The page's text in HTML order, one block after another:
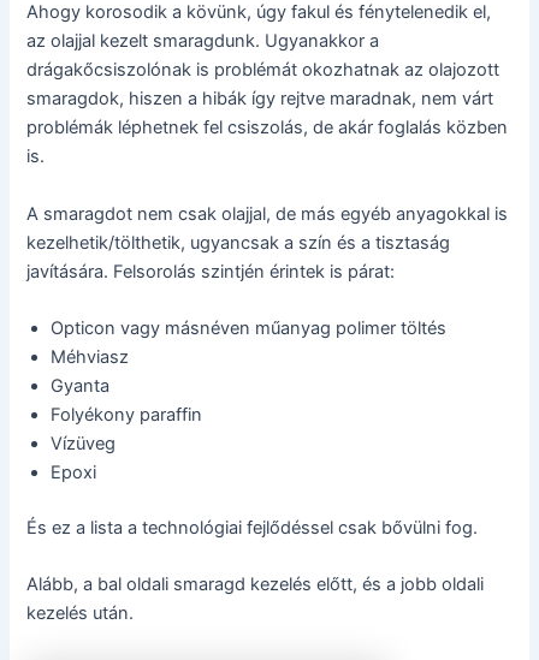
Ahogy korosodik a kövünk, úgy fakul és fénytelenedik el,
az olajjal kezelt smaragdunk. Ugyanakkor a
drágakőcsiszolónak is problémát okozhatnak az olajozott
smaragdok, hiszen a hibák így rejtve maradnak, nem várt
problémák léphetnek fel csiszolás, de akár foglalás közben
is.
A smaragdot nem csak olajjal, de más egyéb anyagokkal is
kezelhetik/tölthetik, ugyancsak a szín és a tisztaság
javítására. Felsorolás szintjén érintek is párat:
Opticon vagy másnéven műanyag polimer töltés
Méhviasz
Gyanta
Folyékony paraffin
Vízüveg
Epoxi
És ez a lista a technológiai fejlődéssel csak bővülni fog.
Alább, a bal oldali smaragd kezelés előtt, és a jobb oldali
kezelés után.